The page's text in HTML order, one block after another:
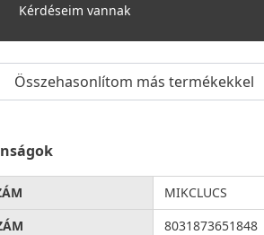
Kérdéseim vannak
Összehasonlítom más termékekkel
MIKCLUCS
8031873651848